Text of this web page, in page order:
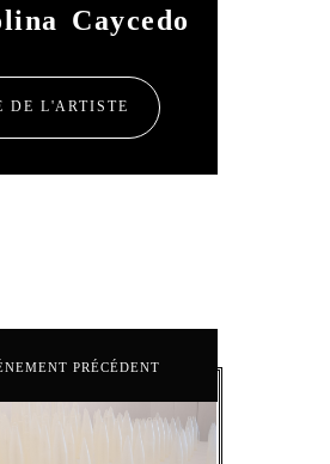
Caycedo
DE L'ARTISTE
PRÉCÉDENT